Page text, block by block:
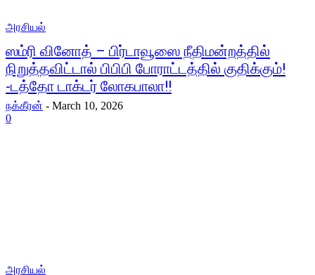
அரசியல்
ஸம்ரி வினோத் – பிர்டாவூஸை நீதிமன்றத்தில்
நிறுத்தவிட்டால் பிபிபி போராட்டத்தில் குதிக்கும்!
-டத்தோ டாக்டர் லோகபாலா!!
நக்கீரன் - March 10, 2026
0
அரசியல்